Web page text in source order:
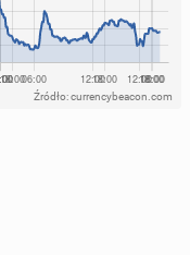
Źródło: currencybeacon.com